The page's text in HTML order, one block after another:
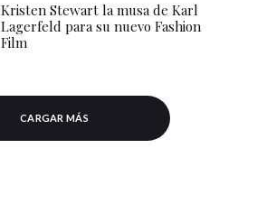
Kristen Stewart la musa de Karl
Lagerfeld para su nuevo Fashion
Film
CARGAR MÁS